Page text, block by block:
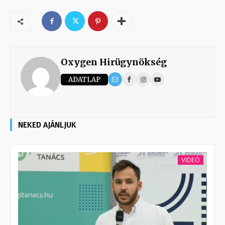
Oxygen Hirügynökség
ADATLAP
NEKED AJÁNLJUK
VIDEÓ